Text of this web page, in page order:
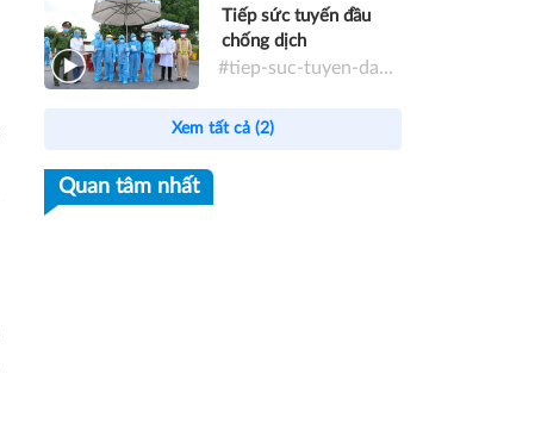
Tiếp sức tuyến đầu
chống dịch
#tiep-suc-tuyen-dau-chong-dich
Xem tất cả (2)
Quan tâm nhất